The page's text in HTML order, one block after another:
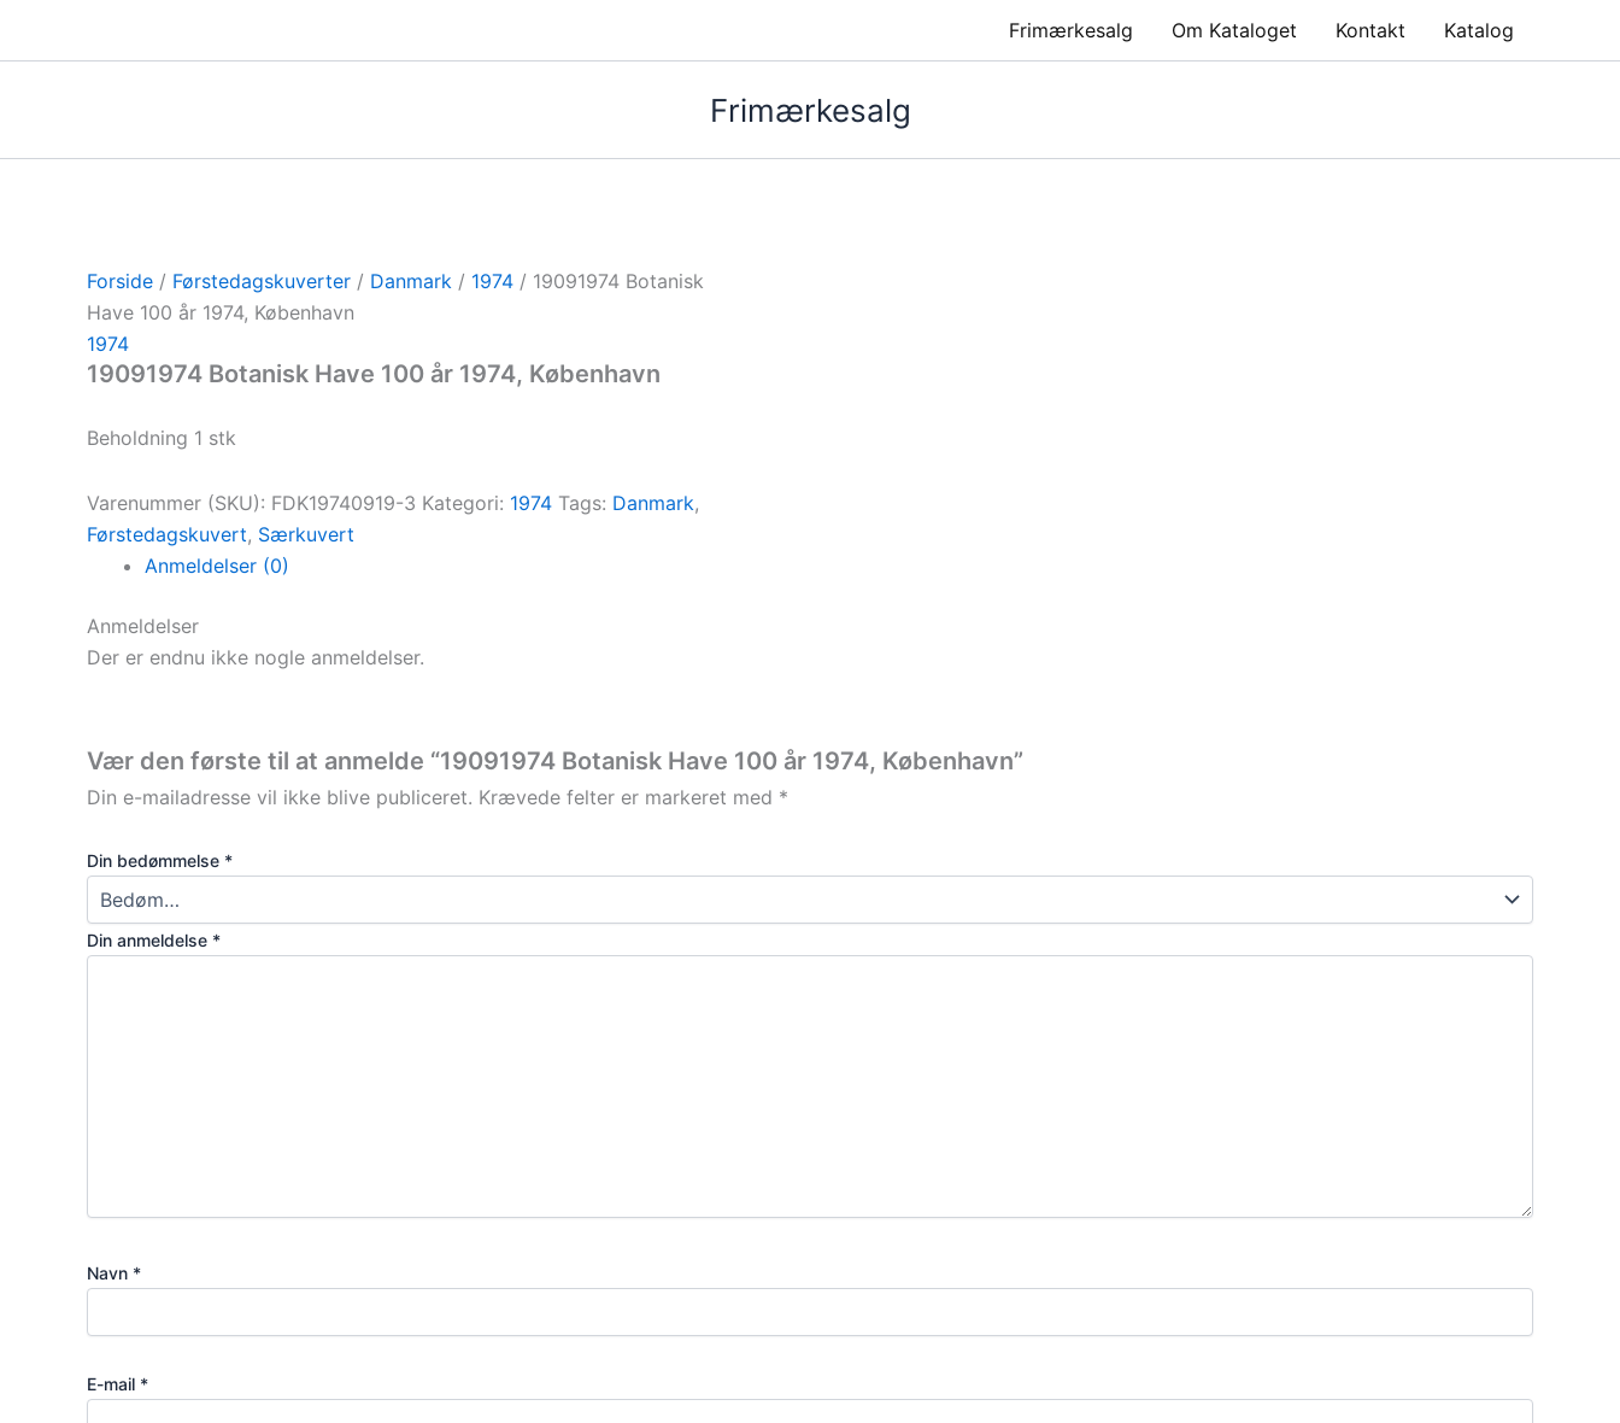
Frimærkesalg Om Kataloget Kontakt Katalog
Frimærkesalg
Forside / Førstedagskuverter / Danmark / 1974 / 19091974 Botanisk
Have 100 år 1974, København
1974
19091974 Botanisk Have 100 år 1974, København
Beholdning 1 stk
Varenummer (SKU): FDK19740919-3 Kategori: 1974 Tags: Danmark,
Førstedagskuvert, Særkuvert
Anmeldelser (0)
Anmeldelser
Der er endnu ikke nogle anmeldelser.
Vær den første til at anmelde “19091974 Botanisk Have 100 år 1974, København”
Din e-mailadresse vil ikke blive publiceret. Krævede felter er markeret med *
Din bedømmelse *
Din anmeldelse *
Navn *
E-mail *